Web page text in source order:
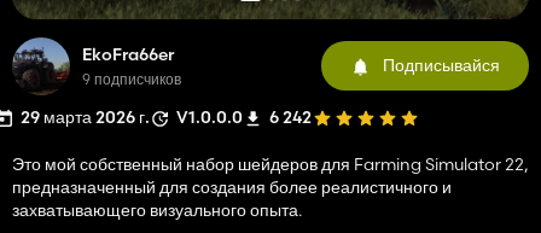
EkoFra66er
9 подписчиков
Подписывайся
29 марта 2026 г. V1.0.0.0 6 242
Это мой собственный набор шейдеров для Farming Simulator 22,
предназначенный для создания более реалистичного и
захватывающего визуального опыта.